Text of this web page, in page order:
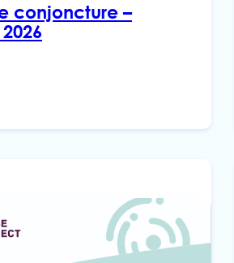
conjoncture –